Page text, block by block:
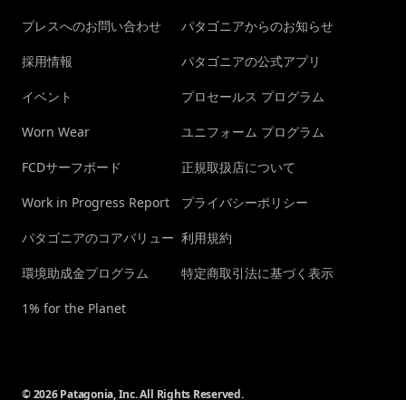
プレスへのお問い合わせ
採用情報
イベント
Worn Wear
FCDサーフボード
Work in Progress Report
パタゴニアのコアバリュー
環境助成金プログラム
1% for the Planet
パタゴニアからのお知らせ
パタゴニアの公式アプリ
プロセールス プログラム
ユニフォーム プログラム
正規取扱店について
プライバシーポリシー
利用規約
特定商取引法に基づく表示
© 2026 Patagonia, Inc. All Rights Reserved.